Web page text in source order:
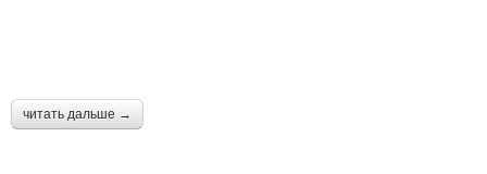
читать дальше →